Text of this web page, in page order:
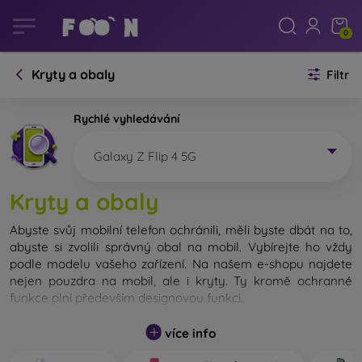
0
Kryty a obaly Filtr
Rychlé vyhledávání
Galaxy Z Flip 4 5G
Kryty a obaly
Abyste svůj mobilní telefon ochránili, měli byste dbát na to,
abyste si zvolili správný obal na mobil. Vybírejte ho vždy
podle modelu vašeho zařízení. Na našem e-shopu najdete
nejen pouzdra na mobil, ale i kryty. Ty kromě ochranné
funkce plní především designovou funkci.
Kryt na mobil můžeme také nazvat zadní kryt. Je určen na
ochranu zadní části telefonu. Jednotlivé kryty na mobil se
více info